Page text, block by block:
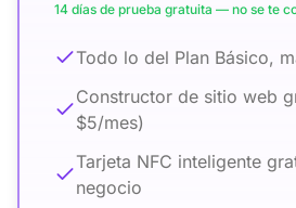
14 días de prueba gratuita — no se te
Todo lo del Plan Básico,
Constructor de sitio web
$5/mes)
Tarjeta NFC inteligente
negocio